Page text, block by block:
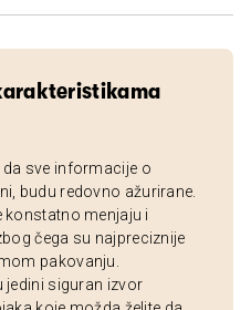
sve informacije o
budu redovno ažurirane.
konstatno menjaju i
čega su najpreciznije
pakovanju.
jedini siguran izvor